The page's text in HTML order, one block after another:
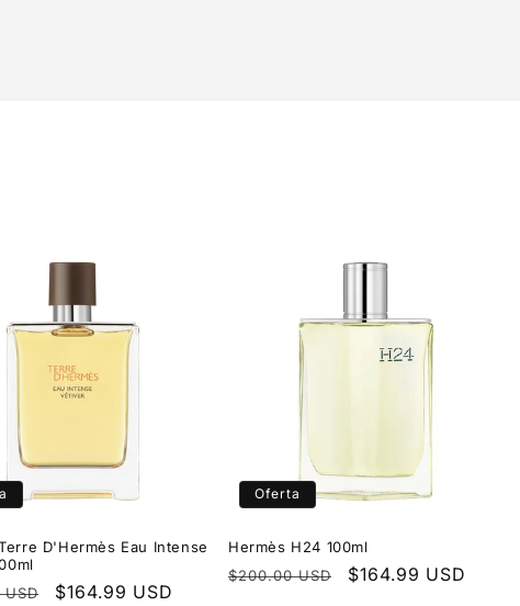
D'Hermès Eau Intense
Precio
$164.99 USD
Oferta
Hermès H24 100ml
Precio
$200.00 USD
Precio
$164.99 USD